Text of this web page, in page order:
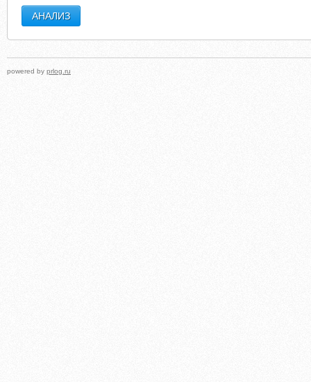
powered by prlog.ru